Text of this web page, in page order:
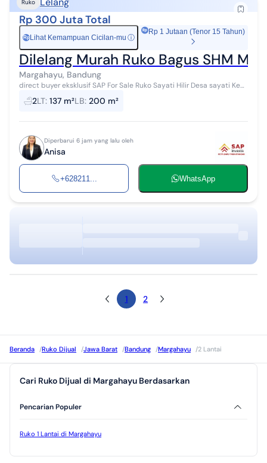
Ruko
Rp 300 Juta Total
Rp Lihat Kemampuan Cicilan-mu ⓘ
Rp 1 Jutaan (Tenor 15 Tahun)
Dilelang Murah Ruko Bagus SHM
Margahayu, Bandung
direct buyer eksklusif SAP For Sale Ruko Sayati Hilir Desa sayati Kec.
Margahayu Kab Bandung reposisi harga Lt : 137 m² Lb : 200 m²
Bangunan...
2LT: 137 m²LB: 200 m²
Diperbarui 6 jam yang lalu oleh
Anisa
+628211... WhatsApp
1 2
Beranda /Ruko Dijual /Jawa Barat /Bandung /Margahayu /2 Lantai
Cari Ruko Dijual di Margahayu Berdasarkan
Pencarian Populer
Ruko 1 Lantai di Margahayu